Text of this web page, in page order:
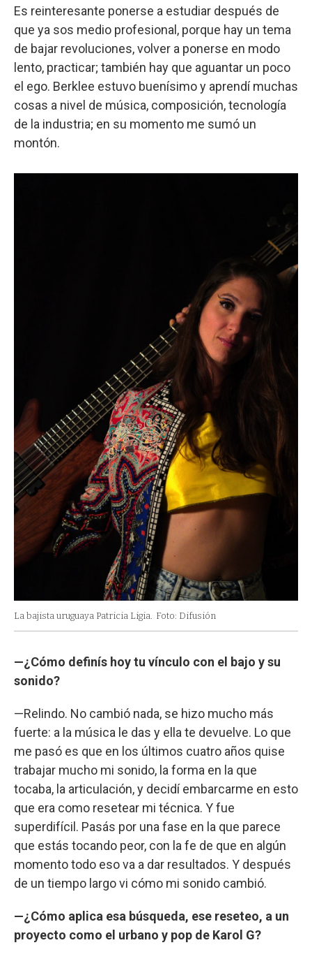
Es reinteresante ponerse a estudiar después de
que ya sos medio profesional, porque hay un tema
de bajar revoluciones, volver a ponerse en modo
lento, practicar; también hay que aguantar un poco
el ego. Berklee estuvo buenísimo y aprendí muchas
cosas a nivel de música, composición, tecnología
de la industria; en su momento me sumó un
montón.
La bajista uruguaya Patricia Ligia. Foto: Difusión
—¿Cómo definís hoy tu vínculo con el bajo y su
sonido?
—Relindo. No cambió nada, se hizo mucho más
fuerte: a la música le das y ella te devuelve. Lo que
me pasó es que en los últimos cuatro años quise
trabajar mucho mi sonido, la forma en la que
tocaba, la articulación, y decidí embarcarme en esto
que era como resetear mi técnica. Y fue
superdifícil. Pasás por una fase en la que parece
que estás tocando peor, con la fe de que en algún
momento todo eso va a dar resultados. Y después
de un tiempo largo vi cómo mi sonido cambió.
—¿Cómo aplica esa búsqueda, ese reseteo, a un
proyecto como el urbano y pop de Karol G?